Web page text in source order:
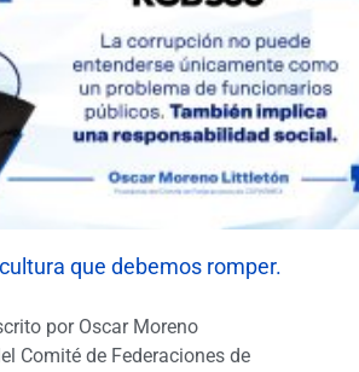
que debemos romper.
por Oscar Moreno
Comité de Federaciones de